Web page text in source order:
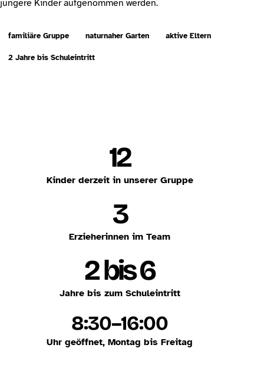
jüngere Kinder aufgenommen werden.
familiäre Gruppe naturnaher Garten aktive Eltern
2 Jahre bis Schuleintritt
12
Kinder derzeit in unserer Gruppe
3
Erzieherinnen im Team
2 bis 6
Jahre bis zum Schuleintritt
8:30–16:00
Uhr geöffnet, Montag bis Freitag